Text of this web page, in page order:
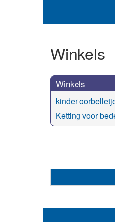
Winkels
Winkels
kinder
Ketting voor